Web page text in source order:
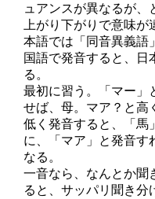
ュアンスが異なるが
上がり下がりで意味
本語では「同音異義語
国語で発音すると、日
る。
最初に習う。「マー」
せば、母。マア？と高
低く発音すると、「馬
に、「マア」と発音す
なる。
一音なら、なんとか聞
ると、サッパリ聞き分